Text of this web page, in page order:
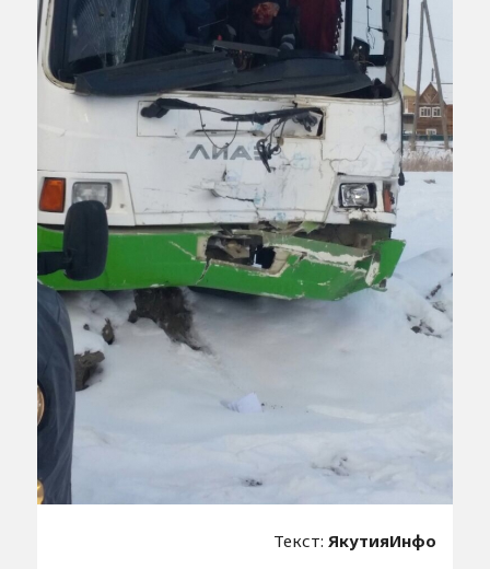
Текст: ЯкутияИнфо